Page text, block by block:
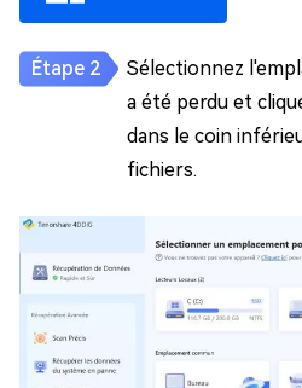
Sélectionnez
a été perdu et
dans le coin
fichiers.